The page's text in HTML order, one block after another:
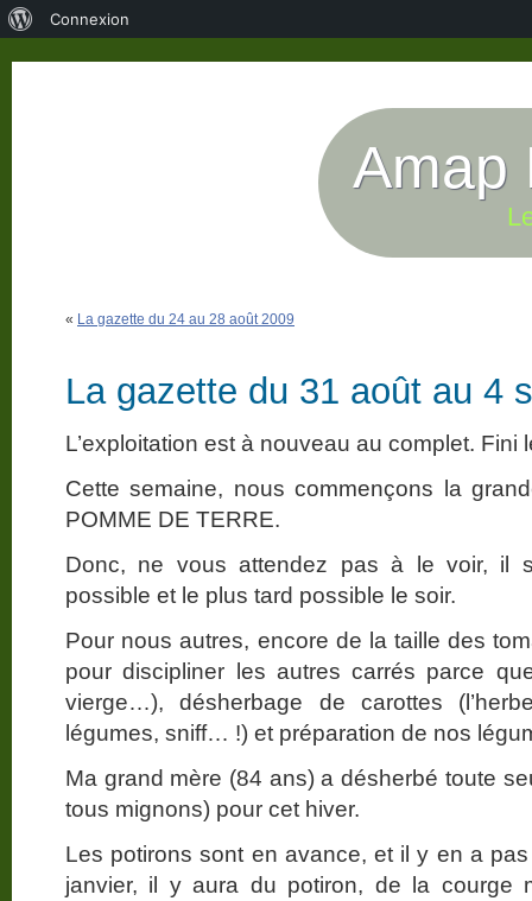
Amap
« La gazette du 24 au 28 août 2009
La gazette du 31 août au 4
L’exploitation est à nouveau au complet. Fini
Cette semaine, nous commençons la
POMME DE TERRE.
Donc, ne vous attendez pas à le voir, il
possible et le plus tard possible le soir.
Pour nous autres, encore de la taille des
pour discipliner les autres carrés parce
vierge…), désherbage de carottes
légumes, sniff… !) et préparation de nos
Ma grand mère (84 ans) a désherbé toute
tous mignons) pour cet hiver.
Les potirons sont en avance, et il y en a
janvier, il y aura du potiron, de la courge
Connexion